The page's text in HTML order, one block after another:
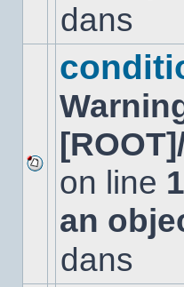
dansdans
Aucun
nouveau
message
non-
dans
on line
an
dans